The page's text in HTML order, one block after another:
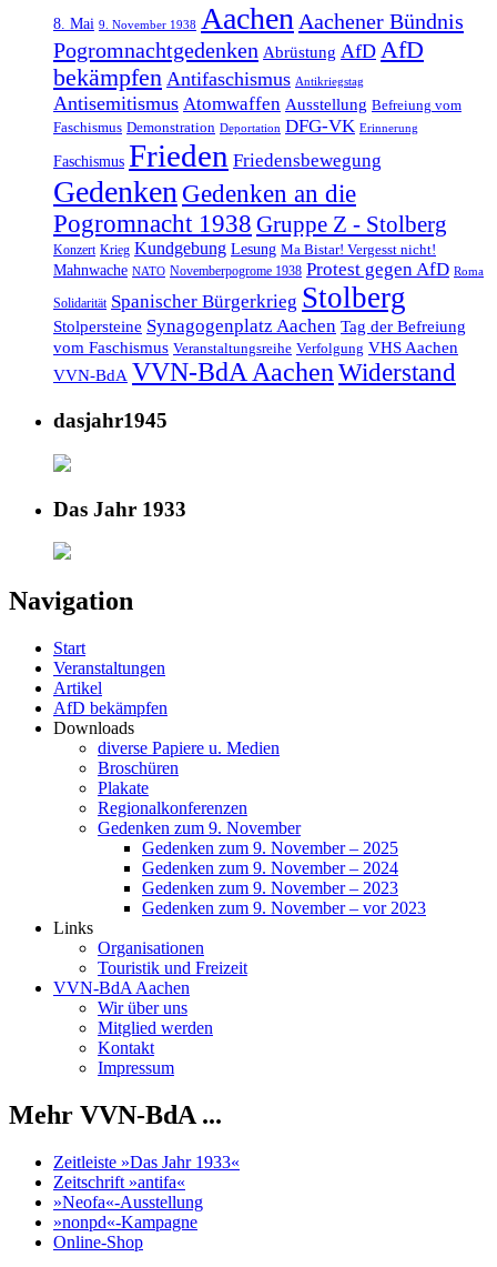
8. Mai 9. November 1938 AachenAachener Bündnis
Pogromnachtgedenken Abrüstung AfD AfD
bekämpfen Antifaschismus Antikriegstag
Antisemitismus Atomwaffen Ausstellung Befreiung vom
Faschismus Demonstration Deportation DFG-VK Erinnerung
Faschismus Frieden Friedensbewegung
Gedenken Gedenken an die
Pogromnacht 1938 Gruppe Z - Stolberg
Konzert Krieg Kundgebung Lesung Ma Bistar! Vergesst nicht!
Mahnwache NATO Novemberpogrome 1938 Protest gegen AfD Roma
Solidarität Spanischer Bürgerkrieg Stolberg
Stolpersteine Synagogenplatz Aachen Tag der Befreiung
vom Faschismus Veranstaltungsreihe Verfolgung VHS Aachen
VVN-BdA VVN-BdA AachenWiderstand
dasjahr1945
Das Jahr 1933
Navigation
Start
Veranstaltungen
Artikel
AfD bekämpfen
Downloads
diverse Papiere u. Medien
Broschüren
Plakate
Regionalkonferenzen
Gedenken zum 9. November
Gedenken zum 9. November – 2025
Gedenken zum 9. November – 2024
Gedenken zum 9. November – 2023
Gedenken zum 9. November – vor 2023
Links
Organisationen
Touristik und Freizeit
VVN-BdA Aachen
Wir über uns
Mitglied werden
Kontakt
Impressum
Mehr VVN-BdA ...
Zeitleiste »Das Jahr 1933«
Zeitschrift »antifa«
»Neofa«-Ausstellung
»nonpd«-Kampagne
Online-Shop